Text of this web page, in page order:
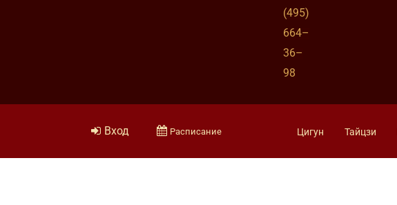
(495)
664–
36–
98
Вход Расписание Цигун Тайцзи